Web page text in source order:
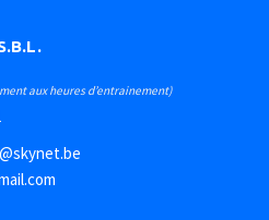
aux heures d’entrainement)